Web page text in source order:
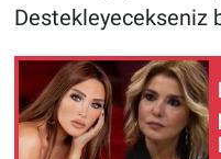
Destekleyecekseniz
Teknoloji
Türkiye'nin
Türkiye'nin